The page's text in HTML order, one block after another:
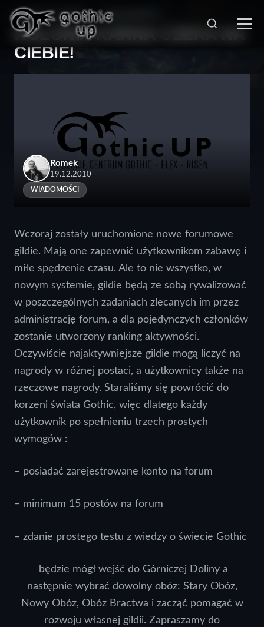
STRONA GŁÓWNA > WIADOMOŚCI
KOLONIA KARNA CZEKA NA
CIEBIE!
Romek
19.12.2010
WIADOMOŚCI
Wczoraj zostały uruchomione nowe forumowe
gildie. Mają one zapewnić użytkownikom zabawę i
miłe spędzenie czasu. Ale to nie wszystko, w
nowym systemie, gildie będą ze sobą rywalizować
w poszczególnych zadaniach zlecanych im przez
administrację forum, a dla pojedynczych członków
zostanie utworzony ranking aktywności.
Oczywiście najaktywniejsze gildie mogą liczyć na
nagrody w różnej postaci, a użytkownicy także na
rzeczowe nagrody. Staraliśmy się powrócić do
korzeni świata Gothic, więc dlatego każdy
użytkownik po spełnieniu trzech prostych
wymogów :
– posiadać zarejestrowane konto na forum
– minimum 15 postów na forum
– zdanie prostego testu z wiedzy o świecie Gothic
będzie mógł wejść do Górniczej Doliny a
następnie wybrać dowolny obóz: Stary Obóz,
Nowy Obóz, Obóz Bractwa i zacząć pomagać w
rozwoju własnej gildii. Zapraszamy do